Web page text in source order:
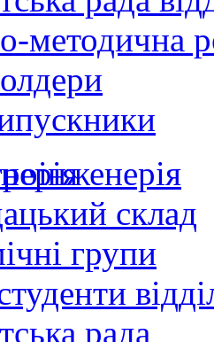
методична
склад
групи
рада